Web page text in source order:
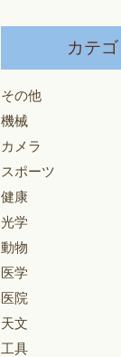
カテ
その他
機械
カメラ
スポーツ
健康
光学
動物
医学
医院
天文
工具